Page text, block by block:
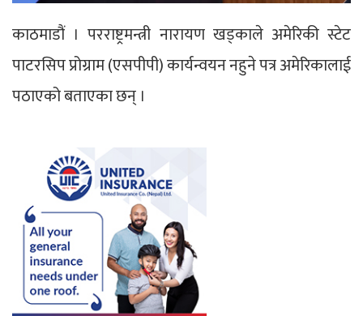
काठमाडौं । परराष्ट्रमन्त्री नारायण खड्काले अमेरिकी स्टेट
पाटरसिप प्रोग्राम (एसपीपी) कार्यन्वयन नहुने पत्र अमेरिकालाई
पठाएको बताएका छन् ।